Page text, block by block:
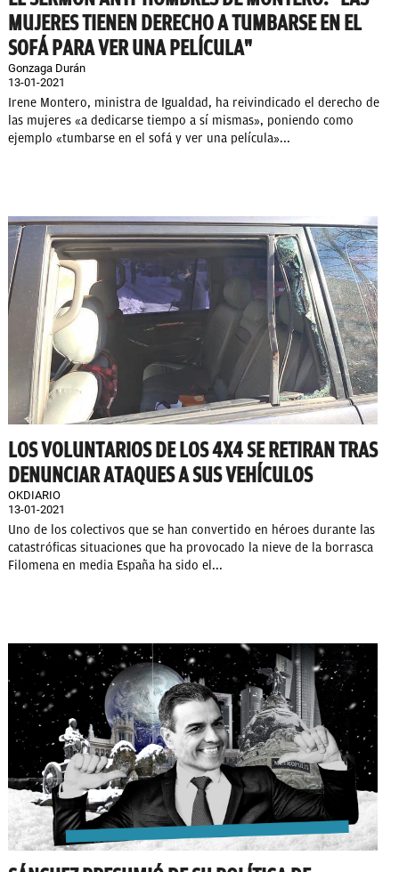
MUJERES TIENEN DERECHO A TUMBARSE EN EL
SOFÁ PARA VER UNA PELÍCULA"
Gonzaga Durán
13-01-2021
Irene Montero, ministra de Igualdad, ha reivindicado el derecho de
las mujeres «a dedicarse tiempo a sí mismas», poniendo como
ejemplo «tumbarse en el sofá y ver una película»...
LOS VOLUNTARIOS DE LOS 4X4 SE RETIRAN TRAS
DENUNCIAR ATAQUES A SUS VEHÍCULOS
OKDIARIO
13-01-2021
Uno de los colectivos que se han convertido en héroes durante las
catastróficas situaciones que ha provocado la nieve de la borrasca
Filomena en media España ha sido el...